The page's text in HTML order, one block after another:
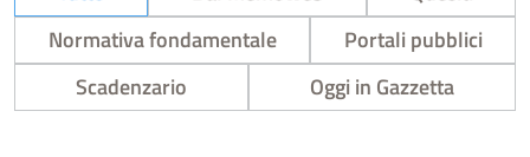
Normativa fondamentale
Portali pubblici
Scadenzario
Oggi in Gazzetta